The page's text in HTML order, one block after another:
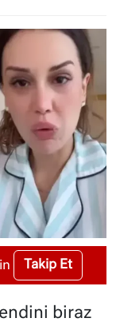
Takip Et
biraz